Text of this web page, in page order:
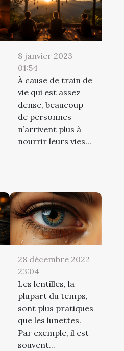
8 janvier 2023
01:54
À cause de train de
vie qui est assez
dense, beaucoup
de personnes
n’arrivent plus à
nourrir leurs vies...
28 décembre 2022
23:04
Les lentilles, la
plupart du temps,
sont plus pratiques
que les lunettes.
Par exemple, il est
souvent...